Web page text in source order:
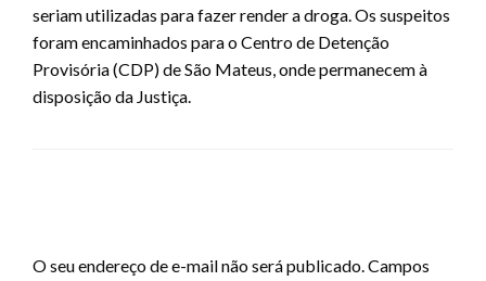
seriam utilizadas para fazer render a droga. Os suspeitos
foram encaminhados para o Centro de Detenção
Provisória (CDP) de São Mateus, onde permanecem à
disposição da Justiça.
O seu endereço de e-mail não será publicado.Campos